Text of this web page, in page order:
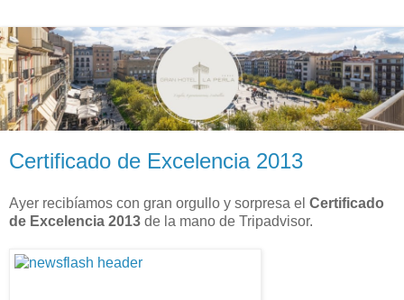
Certificado de Excelencia 2013
Ayer recibíamos con gran orgullo y sorpresa el Certificado
de Excelencia 2013 de la mano de Tripadvisor.